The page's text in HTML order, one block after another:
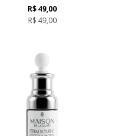
R$49,00
R$ 49,00